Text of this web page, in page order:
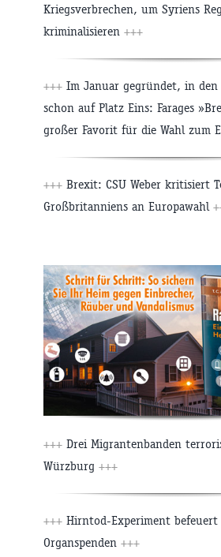
Kriegsverbrechen, um Syriens
kriminalisieren +++
+++ Im Januar gegründet, in
schon auf Platz Eins: Farages
großer Favorit für die Wahl zum
+++ Brexit: CSU Weber kritisiert
Großbritanniens an Europawahl
+++ Drei Migrantenbanden
Würzburg +++
+++ Hirntod-Experiment befeuert
Organspenden +++